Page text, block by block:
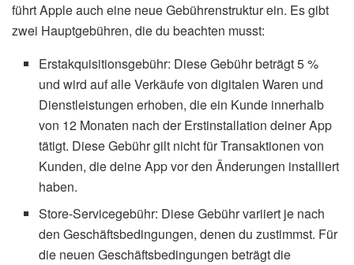
führt Apple auch eine neue Gebührenstruktur ein. Es gibt
zwei Hauptgebühren, die du beachten musst:
Erstakquisitionsgebühr: Diese Gebühr beträgt 5 %
und wird auf alle Verkäufe von digitalen Waren und
Dienstleistungen erhoben, die ein Kunde innerhalb
von 12 Monaten nach der Erstinstallation deiner App
tätigt. Diese Gebühr gilt nicht für Transaktionen von
Kunden, die deine App vor den Änderungen installiert
haben.
Store-Servicegebühr: Diese Gebühr variiert je nach
den Geschäftsbedingungen, denen du zustimmst. Für
die neuen Geschäftsbedingungen beträgt die